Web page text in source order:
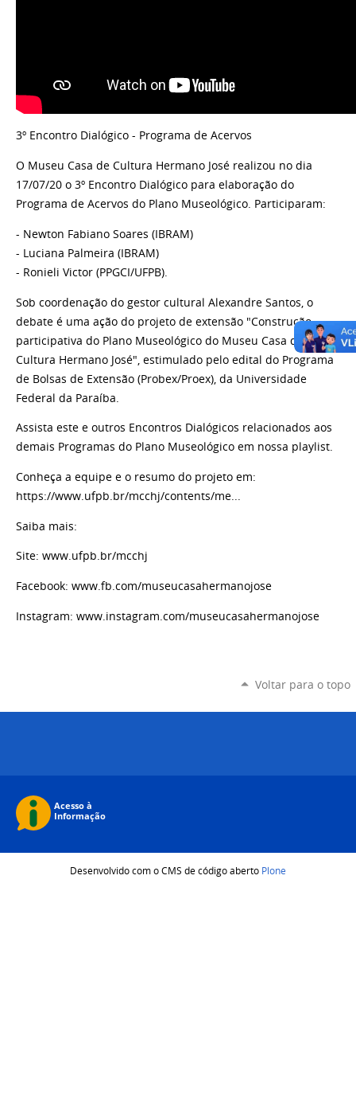
3º Encontro Dialógico - Programa de Acervos
O Museu Casa de Cultura Hermano José realizou no dia
17/07/20 o 3º Encontro Dialógico para elaboração do
Programa de Acervos do Plano Museológico. Participaram:
- Newton Fabiano Soares (IBRAM)
- Luciana Palmeira (IBRAM)
- Ronieli Victor (PPGCI/UFPB).
Sob coordenação do gestor cultural Alexandre Santos, o
debate é uma ação do projeto de extensão "Construção
participativa do Plano Museológico do Museu Casa de
Cultura Hermano José", estimulado pelo edital do Programa
de Bolsas de Extensão (Probex/Proex), da Universidade
Federal da Paraíba.
Assista este e outros Encontros Dialógicos relacionados aos
demais Programas do Plano Museológico em nossa playlist.
Conheça a equipe e o resumo do projeto em:
https://www.ufpb.br/mcchj/contents/me...
Saiba mais:
Site: www.ufpb.br/mcchj
Facebook: www.fb.com/museucasahermanojose
Instagram: www.instagram.com/museucasahermanojose
Voltar para o topo
Desenvolvido com o CMS de código aberto Plone